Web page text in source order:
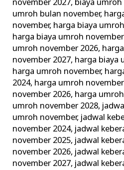
november 2027, biaya
umroh bulan november,
november, harga biaya
harga biaya umroh
umroh november 2026,
november 2027, harga biaya
harga umroh november,
2024, harga umroh
november 2026, harga
umroh november 2028,
umroh november, jadwal
november 2024, jadwal
november 2025, jadwal
november 2026, jadwal
november 2027, jadwal